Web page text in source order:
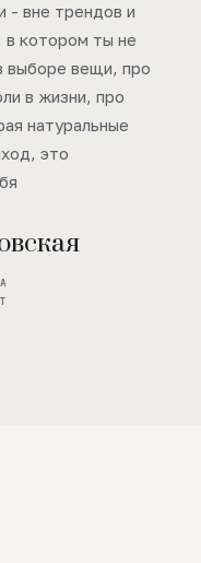
- вне трендов и
в котором ты не
выборе вещи, про
в жизни, про
натуральные
это